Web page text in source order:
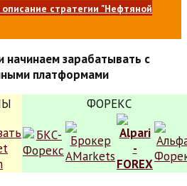
стратегии "Нефтяной
начинаем зарабатывать с
платформами
ФОРЕКС